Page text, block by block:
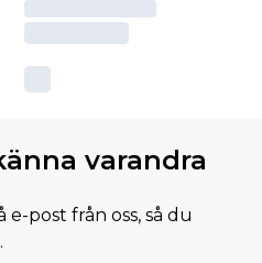
varandra
post från oss, så du